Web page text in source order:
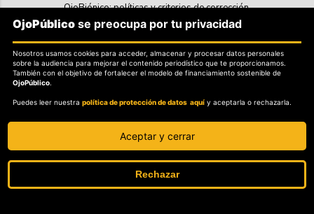
OjoBiónico: políticas y criterios de corrección.
Sobre libertad de información frente a pedidos de retiro de contenidos.
SOSTENIBILIDAD
La Tienda de OjoPúblico.
OjoLab.
OjoPúblico se preocupa por tu privacidad
Nosotros usamos cookies para acceder, almacenar y procesar datos personales
sobre la audiencia para mejorar el contenido periodístico que te proporcionamos.
También con el objetivo de fortalecer el modelo de financiamiento sostenible de
OjoPúblico.
Puedes leer nuestrapolítica de protección de datos aquí y aceptarla o rechazarla.
Aceptar y cerrar
Rechazar